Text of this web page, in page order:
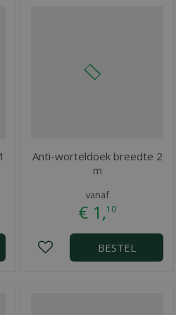
Anti-worteldoek breedte 2
m
vanaf
€ 1,10
BESTEL